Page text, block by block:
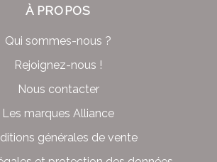
À PROPOS
Qui sommes-nous ?
Rejoignez-nous !
Nous contacter
Les marques Alliance
générales de vente